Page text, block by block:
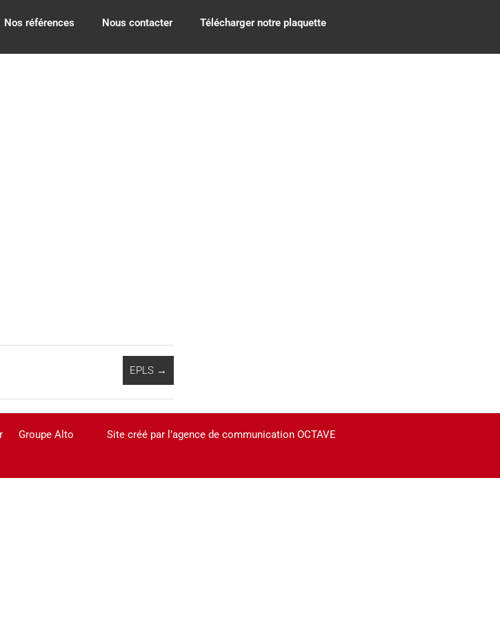
Nos références Nous contacter Télécharger notre plaquette
EPLS →
Groupe Alto Site créé par l’agence de communication OCTAVE